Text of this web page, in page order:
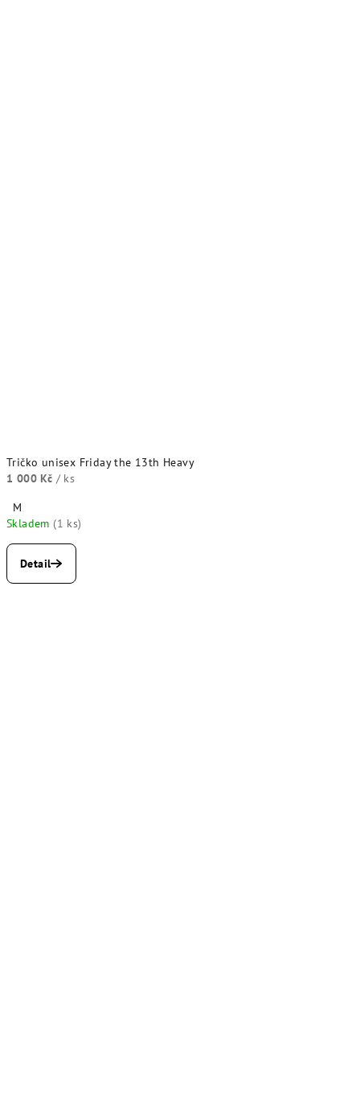
Tričko unisex Friday the 13th Heavy
1 000 Kč / ks
M
Skladem (1 ks)
Detail